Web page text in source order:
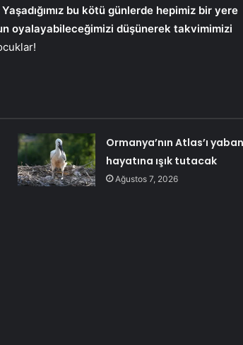
Yaşadığımız bu kötü günlerde hepimiz bir yere
oyalayabileceğimizi düşünerek takvimimizi
Ormanya’nın Atlas’ı yaban
hayatına ışık tutacak
Ağustos 7, 2026